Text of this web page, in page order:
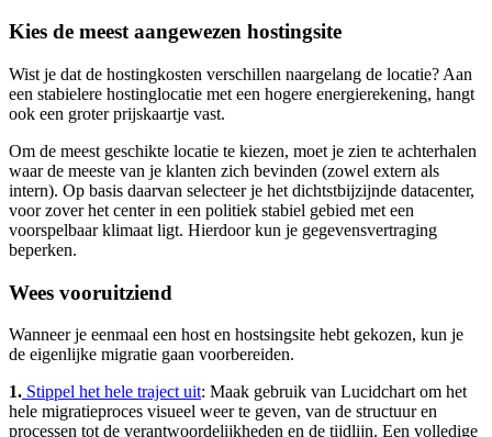
Kies de meest aangewezen hostingsite
Wist je dat de hostingkosten verschillen naargelang de locatie? Aan
een stabielere hostinglocatie met een hogere energierekening, hangt
ook een groter prijskaartje vast.
Om de meest geschikte locatie te kiezen, moet je zien te achterhalen
waar de meeste van je klanten zich bevinden (zowel extern als
intern). Op basis daarvan selecteer je het dichtstbijzijnde datacenter,
voor zover het center in een politiek stabiel gebied met een
voorspelbaar klimaat ligt. Hierdoor kun je gegevensvertraging
beperken.
Wees vooruitziend
Wanneer je eenmaal een host en hostsingsite hebt gekozen, kun je
de eigenlijke migratie gaan voorbereiden.
1. Stippel het hele traject uit: Maak gebruik van Lucidchart om het
hele migratieproces visueel weer te geven, van de structuur en
processen tot de verantwoordelijkheden en de tijdlijn. Een volledige